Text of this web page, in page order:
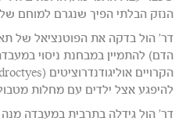
הנזק הבלתי הפיך שנגרם למוחם
דר' הול בדקה את הפוטנציאל של
הדם) להתמיין במבחנת ניסוי
להיפגע אצל ילדים עם מחלות
דר' הול גידלה בתרבית במעבדה